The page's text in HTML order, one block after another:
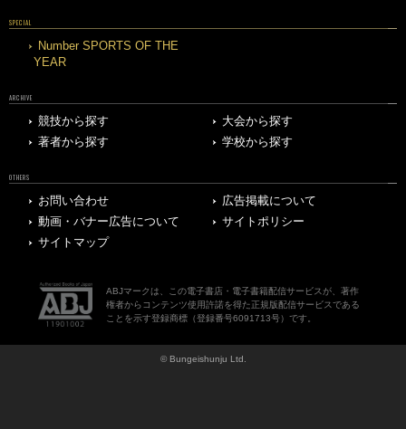
SPECIAL
Number SPORTS OF THE
YEAR
ARCHIVE
競技から探す
大会から探す
著者から探す
学校から探す
OTHERS
お問い合わせ
広告掲載について
動画・バナー広告について
サイトポリシー
サイトマップ
ABJマークは、この電子書店・電子書籍配信サービスが、著作
権者からコンテンツ使用許諾を得た正規版配信サービスである
ことを示す登録商標（登録番号6091713号）です。
© Bungeishunju Ltd.